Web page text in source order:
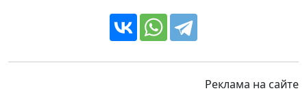
Реклама на сайте